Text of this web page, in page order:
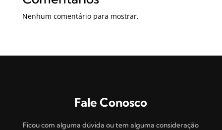
Nenhum comentário para mostrar.
Fale Conosco
Ficou com alguma dúvida ou tem alguma consideração